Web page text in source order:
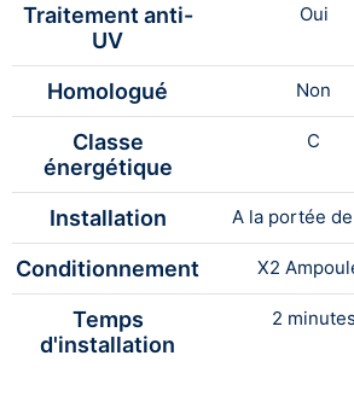
Traitement anti-
UV
Oui
Homologué Non
Classe
énergétique
C
Installation A la portée
Conditionnement X2
Temps
d'installation
2 minutes